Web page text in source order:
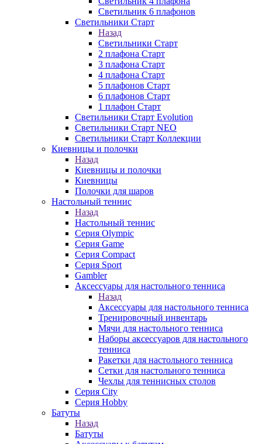
Светильник 6 плафонов
Светильники Старт
Назад
Светильники Старт
2 плафона Старт
3 плафона Старт
4 плафона Старт
5 плафонов Старт
6 плафонов Старт
1 плафон Старт
Светильники Старт Evolution
Светильники Старт NEO
Светильники Старт Коллекции
Киевницы и полочки
Назад
Киевницы и полочки
Киевницы
Полочки для шаров
Настольный теннис
Назад
Настольный теннис
Серия Olympic
Серия Game
Серия Compact
Серия Sport
Gambler
Аксессуары для настольного тенниса
Назад
Аксессуары для настольного тенниса
Тренировочный инвентарь
Мячи для настольного тенниса
Наборы аксессуаров для настольного
тенниса
Ракетки для настольного тенниса
Сетки для настольного тенниса
Чехлы для теннисных столов
Серия City
Серия Hobby
Батуты
Назад
Батуты